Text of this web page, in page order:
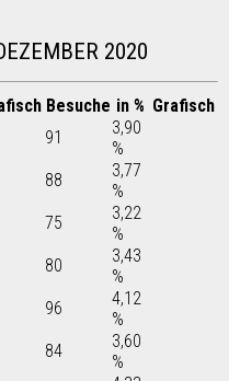
2020
Besuche in % Grafisch
91
3,90
%
88
3,77
%
75
3,22
%
80
3,43
%
96
4,12
%
84
3,60
%